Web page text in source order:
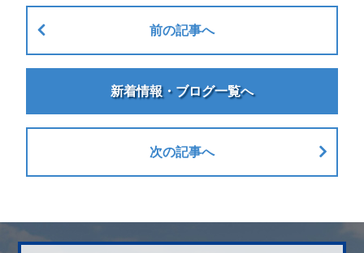
前の記事へ
新着情報・ブログ一覧へ
次の記事へ